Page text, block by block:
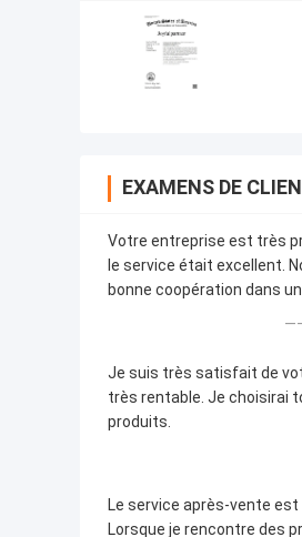
EXAMENS DE
Votre entreprise est très
le service était excellent.
bonne coopération dans
Je suis très satisfait de
très rentable. Je choisirai
produits.
Le service après-vente est
Lorsque je rencontre des